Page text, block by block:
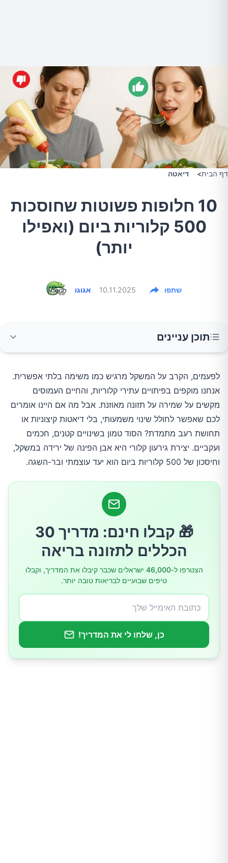
דף הבית> דיאטה
10 חלופות פשוטות שחוסכות
500 קלוריות ביום (ואפילו
יותר)
אגוגו 10.11.2025 שתפו
תוכן עניינים
למה דווקא 500 קלוריות?
10 ההחלפות הפשוטות שיעשו את ההבדל
2. בחרו שיבולת שועל על פני דגני בוקר מסוכרים
5. שנו את שיטת הבישול: מאפייה לאידוי או 'אייר
פרייר'
7. נשנוש חכם: ירקות ופירות במקום צ'יפס ועוגיות
8. השתמשו בצלחות קטנות יותר
9. חשבו מחדש על הקינוח שלכם
10. בחרו בלחם מלא (או חסה) במקום בייגל או לחם
לפעמים, הקרב על המשקל מרגיש כמו משימה בלתי אפשרית.
אנחנו מוקפים בפיתויים עתירי קלוריות, והחיים העמוסים
מקשים על שמירה על תזונה מאוזנת. אבל מה אם היינו אומרים
לכם שאפשר לחולל שינוי משמעותי, בלי דיאטות קיצוניות או
תחושת רעב מתמדת? הסוד טמון בשינויים קטנים, חכמים
ועקביים. יצירת גירעון קלורי היא אבן הפינה של ירידה במשקל,
וחיסכון של 500 קלוריות ביום הוא יעד עוצמתי ובר-השגה.
🎁 קבלו חינם: מדריך 30
הכללים לתזונה בריאה
הצטרפו ל-46,000 ישראלים שכבר קיבלו את המדריך, וקבלו
טיפים שבועיים לבריאות טובה יותר.
כן, שלחו לי את המדריך!